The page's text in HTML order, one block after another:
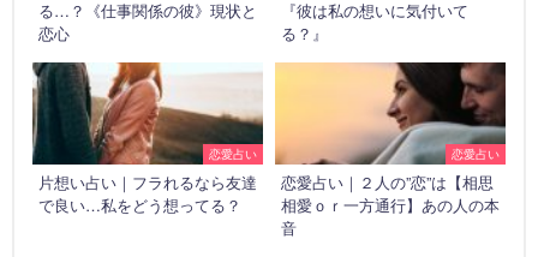
る…？《仕事関係の彼》現状と
恋心
『彼は私の想いに気付いて
る？』
恋愛占い
片想い占い｜フラれるなら友達
で良い…私をどう想ってる？
恋愛占い
恋愛占い｜２人の”恋”は【相思
相愛ｏｒ一方通行】あの人の本
音